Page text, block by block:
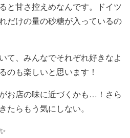
と甘さ控えめなんです。ドイツ
だけの量の砂糖が入っているの
て、みんなでそれぞれ好きなよ
のも楽しいと思います！
お店の味に近づくかも…！さら
たらもう気にしない。